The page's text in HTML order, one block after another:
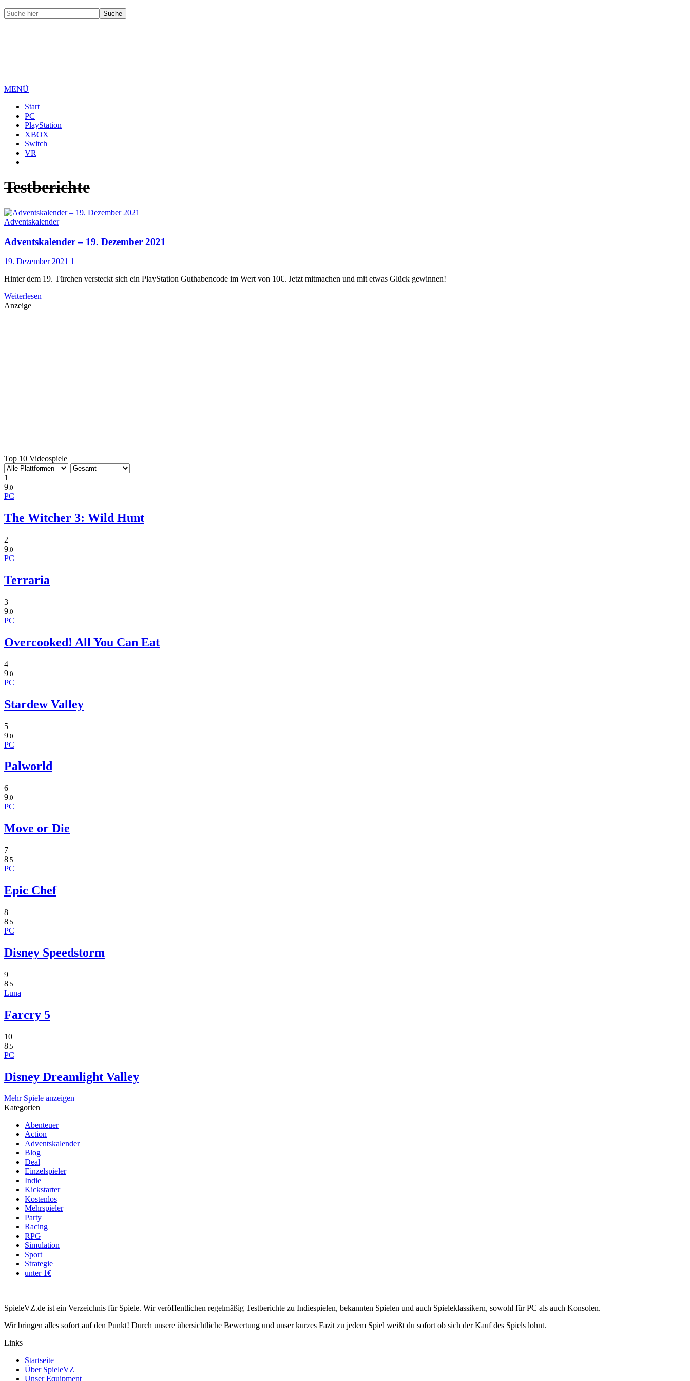
MENÜ
Start
PC
PlayStation
XBOX
Switch
VR
Testberichte
Adventskalender
Adventskalender – 19. Dezember 2021
19. Dezember 2021 1
Hinter dem 19. Türchen versteckt sich ein PlayStation Guthabencode im Wert von 10€. Jetzt mitmachen und mit etwas Glück gewinnen!
Weiterlesen
Anzeige
Top 10 Videospiele
1
9.0
PC
The Witcher 3: Wild Hunt
2
9.0
PC
Terraria
3
9 .0
PC
Overcooked! All You Can Eat
4
9 .0
PC
Stardew Valley
5
9 .0
PC
Palworld
6
9.0
PC
Move or Die
7
8.5
PC
Epic Chef
8
8.5
PC
Disney Speedstorm
9
8 .5
Luna
Farcry 5
10
8 .5
PC
Disney Dreamlight Valley
Mehr Spiele anzeigen
Kategorien
Abenteuer
Action
Adventskalender
Blog
Deal
Einzelspieler
Indie
Kickstarter
Kostenlos
Mehrspieler
Party
Racing
RPG
Simulation
Sport
Strategie
unter 1€
SpieleVZ.de ist ein Verzeichnis für Spiele. Wir veröffentlichen regelmäßig Testberichte zu Indiespielen, bekannten Spielen und auch Spieleklassikern, sowohl für PC als auch Konsolen.
Wir bringen alles sofort auf den Punkt! Durch unsere übersichtliche Bewertung und unser kurzes Fazit zu jedem Spiel weißt du sofort ob sich der Kauf des Spiels lohnt.
Links
Startseite
Über SpieleVZ
Unser Equipment